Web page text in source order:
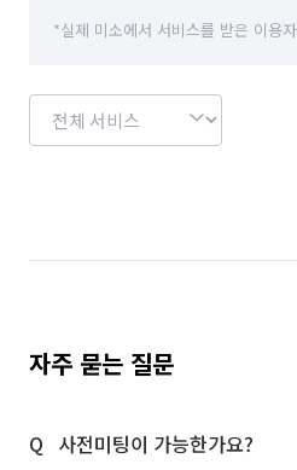
*실제 미소에서 서비스를 받은 이용
자주 묻는 질문
사전미팅이 가능한가요?